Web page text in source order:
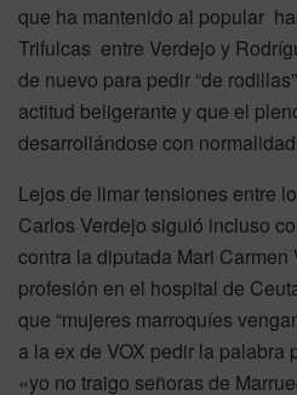
que ha mantenido al popular
Trifulcas entre Verdejo y
de nuevo para pedir “de
actitud beligerante y que el
desarrollándose con
Lejos de limar tensiones entre
Carlos Verdejo siguió incluso
contra la diputada Mari Carmen
profesión en el hospital de
que “mujeres marroquíes
a la ex de VOX pedir la palabra
«yo no traigo señoras de